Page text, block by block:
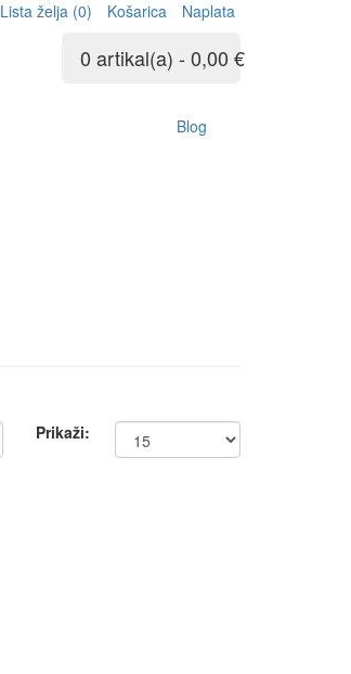
Lista želja (0) Košarica Naplata
0 artikal(a) - 0,00 €
Blog
Prikaži: